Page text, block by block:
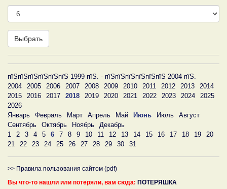
День
Выбрать
пїЅпїЅпїЅпїЅпїЅпїЅ 1999 пїЅ. - пїЅпїЅпїЅпїЅпїЅпїЅ 2004 пїЅ.
2004
2005 2006 2007 2008 2009 2010 2011 2012 2013
2014
2015
2016 2017 2018 2019 2020 2021 2022 2023 2024
2025
2026
Январь
Февраль Март Апрель Май Июнь Июль
Август
Сентябрь
Октябрь Ноябрь
Декабрь
1
2 3 4 5 6 7 8 9 10 11 12 13 14 15 16 17 18 19
20
21
22 23 24 25 26 27 28 29 30 31
>> Правила пользования сайтом (pdf)
Вы что-то нашли или потеряли, вам сюда: ПОТЕРЯШКА